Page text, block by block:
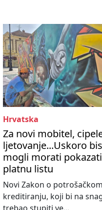
Hrvatska
Za novi mobitel,
ljetovanje...Uskoro
mogli morati pokazati
platnu listu
Novi Zakon o potrošačkom
kreditiranju, koji bi na